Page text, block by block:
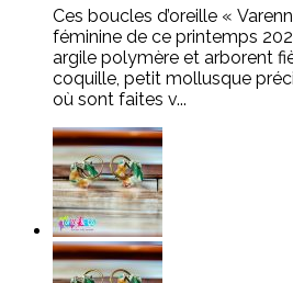
Ces boucles d’oreille «
féminine de ce printemps
argile polymère et arborent
coquille, petit mollusque
où sont faites v...